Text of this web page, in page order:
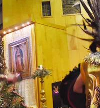
y a tu
mexicanos: